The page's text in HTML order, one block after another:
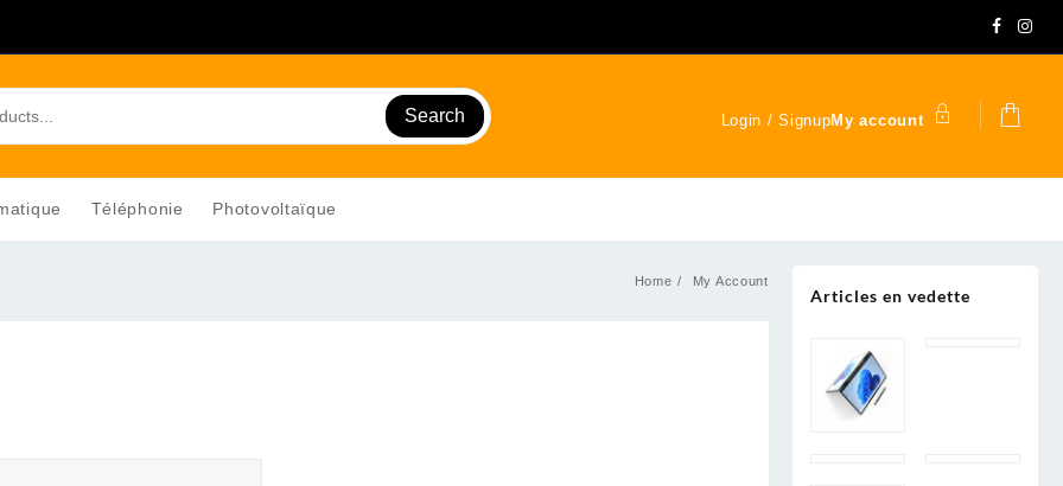
Search Login / SignupMy account
Téléphonie Photovoltaïque
Home My Account
Articles en vedette